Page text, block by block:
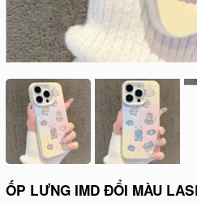
ỐP LƯNG IMD ĐỔI MÀU